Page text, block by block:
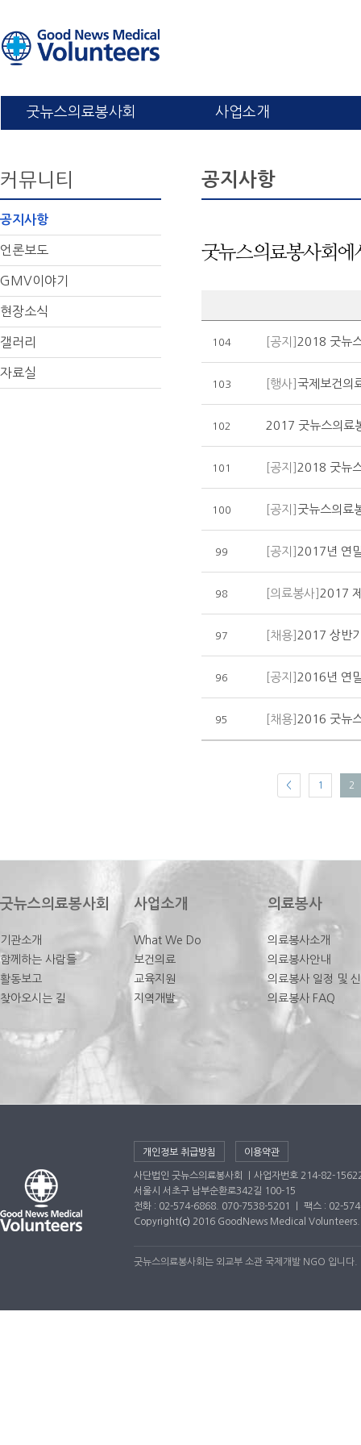
굿뉴스의료봉사회 사업소개
커뮤니티
공지사항
언론보도
GMV이야기
현장소식
갤러리
자료실
공지사항
굿뉴스의료봉사회에
104 [공지] 2018 굿뉴
103 [행사] 국제보건의
102 2017 굿뉴스의료
101 [공지] 2018 굿뉴
100 [공지] 굿뉴스의료
99 [공지] 2017년 연
98 [의료봉사] 2017
97 [채용] 2017 상반
96 [공지] 2016년 연
95 [채용] 2016 굿뉴
< 1 2
굿뉴스의료봉사회
기관소개
함께하는 사람들
활동보고
찾아오시는 길
사업소개
What We Do
보건의료
교육지원
지역개발
의료봉사
의료봉사소개
의료봉사안내
의료봉사 일정 및
의료봉사 FAQ
개인정보 취급방침 이용약관
사단법인 굿뉴스의료봉사회 ｜사업자번호 214-82-
서울시 서초구 남부순환로342길 100-15
전화 : 02-574-6868. 070-7538-5201 ｜ 팩스 : 02-
Copyright(c) 2016 GoodNews Medical
굿뉴스의료봉사회는 외교부 소관 국제개발 NGO 입니다.